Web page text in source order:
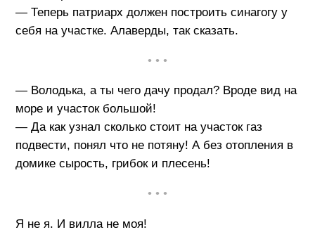
— Теперь патриарх должен построить синагогу у
себя на участке. Алаверды, так сказать.
• • •
— Володька, а ты чего дачу продал? Вроде вид на
море и участок большой!
— Да как узнал сколько стоит на участок газ
подвести, понял что не потяну! А без отопления в
домике сырость, грибок и плесень!
• • •
Я не я. И вилла не моя!